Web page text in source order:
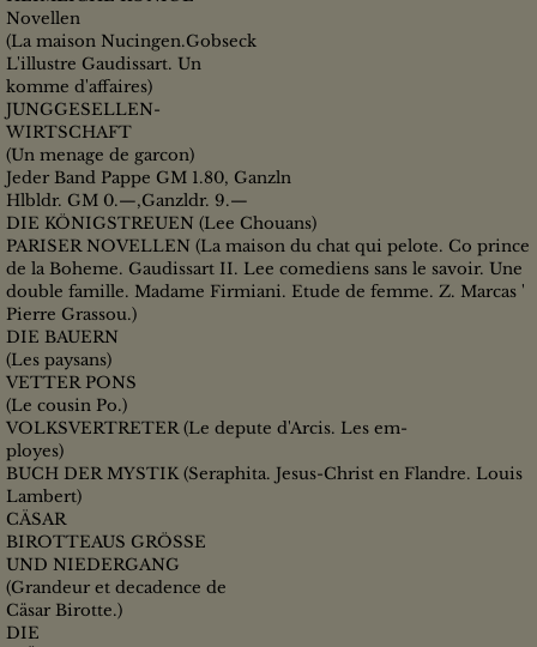
Novellen
(La maison Nucingen.Gobseck
L'illustre Gaudissart. Un
komme d'affaires)
JUNGGESELLEN-
WIRTSCHAFT
(Un menage de garcon)
Jeder Band Pappe GM 1.80, Ganzln
Hlbldr. GM 0.—,Ganzldr. 9.—
DIE KÖNIGSTREUEN (Lee Chouans)
PARISER NOVELLEN (La maison du chat qui pelote. Co prince
de la Boheme. Gaudissart II. Lee comediens sans le savoir. Une
double famille. Madame Firmiani. Etude de femme. Z. Marcas '
Pierre Grassou.)
DIE BAUERN
(Les paysans)
VETTER PONS
(Le cousin Po.)
VOLKSVERTRETER (Le depute d'Arcis. Les em-
ployes)
BUCH DER MYSTIK (Seraphita. Jesus-Christ en Flandre. Louis
Lambert)
CÄSAR
BIROTTEAUS GRÖSSE
UND NIEDERGANG
(Grandeur et decadence de
Cäsar Birotte.)
DIE